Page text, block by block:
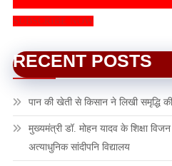
SUBSCRIBE NOW
RECENT POSTS
पान की खेती से किसान ने लिखी समृद्धि
मुख्यमंत्री डॉ. मोहन यादव के शिक्षा
अत्याधुनिक सांदीपनि विद्यालय